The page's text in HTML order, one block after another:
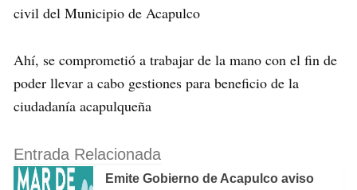
civil del Municipio de Acapulco
Ahí, se comprometió a trabajar de la mano con el fin de
poder llevar a cabo gestiones para beneficio de la
ciudadanía acapulqueña
Entrada Relacionada
Emite Gobierno de Acapulco aviso